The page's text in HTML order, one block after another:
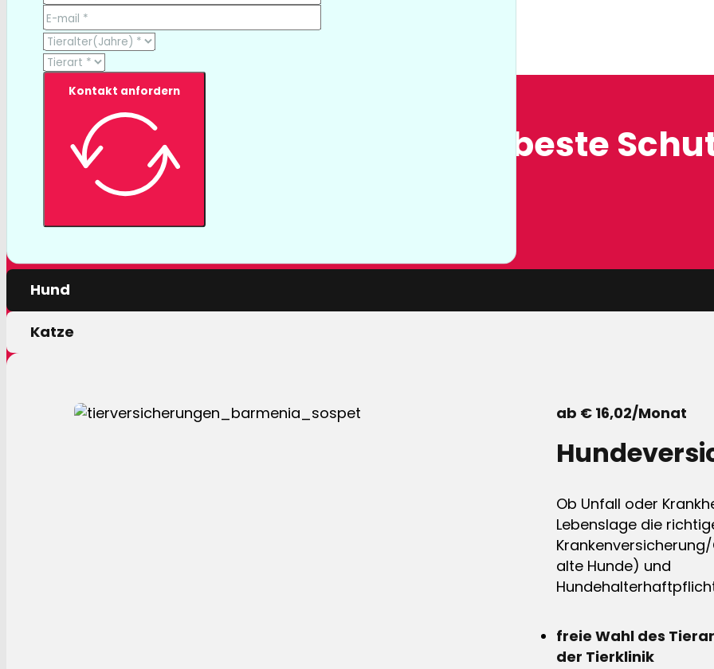
Kontakt anfordern
TESTSIEGER bereits ab € 13,35/Monat
Tierversicherung, der beste
Mit einer Tierversicherung der Barmenia profitieren sie nicht
nur von erstklassigen Leistungen, sondern auch von unserer
Hund
Katze
ab € 16,02/Monat
Ob Unfall oder
Lebenslage die
alte Hunde) und
freie Wahl des
der Tierklinik